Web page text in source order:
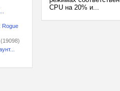
Rogue
(19098)
CPU на 20% и...